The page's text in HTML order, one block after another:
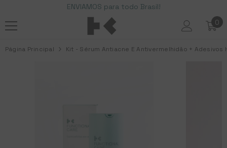
ENVIAMOS para todo Brasil!
0
0
Página Principal Kit - Sérum Antiacne E Antivermelhidão +